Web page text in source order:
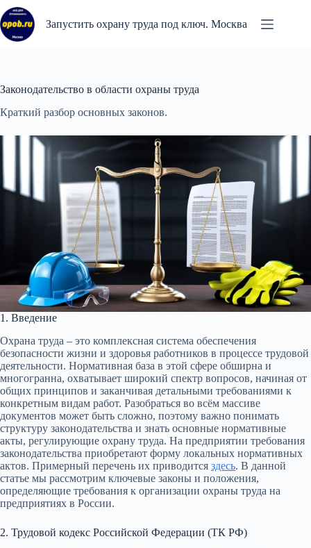
Перейти
к
сути
Запустить охрану труда под ключ. Москва
Законодательство в области охраны труда
Краткий разбор основных законов.
1. Введение
Охрана труда – это комплексная система обеспечения
безопасности жизни и здоровья работников в процессе трудовой
деятельности. Нормативная база в этой сфере обширна и
многогранна, охватывает широкий спектр вопросов, начиная от
общих принципов и заканчивая детальными требованиями к
конкретным видам работ. Разобраться во всём массиве
документов может быть сложно, поэтому важно понимать
структуру законодательства и знать основные нормативные
акты, регулирующие охрану труда. На предприятии требования
законодательства приобретают форму локальных нормативных
актов. Примерный перечень их приводится здесь. В данной
статье мы рассмотрим ключевые законы и положения,
определяющие требования к организации охраны труда на
предприятиях в России.
2. Трудовой кодекс Российской Федерации (ТК РФ)